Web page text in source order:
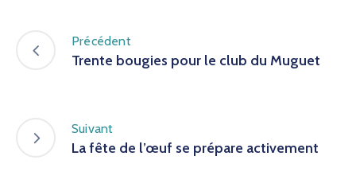
Précédent
Trente bougies pour le club du Muguet
Suivant
La fête de l’œuf se prépare activement